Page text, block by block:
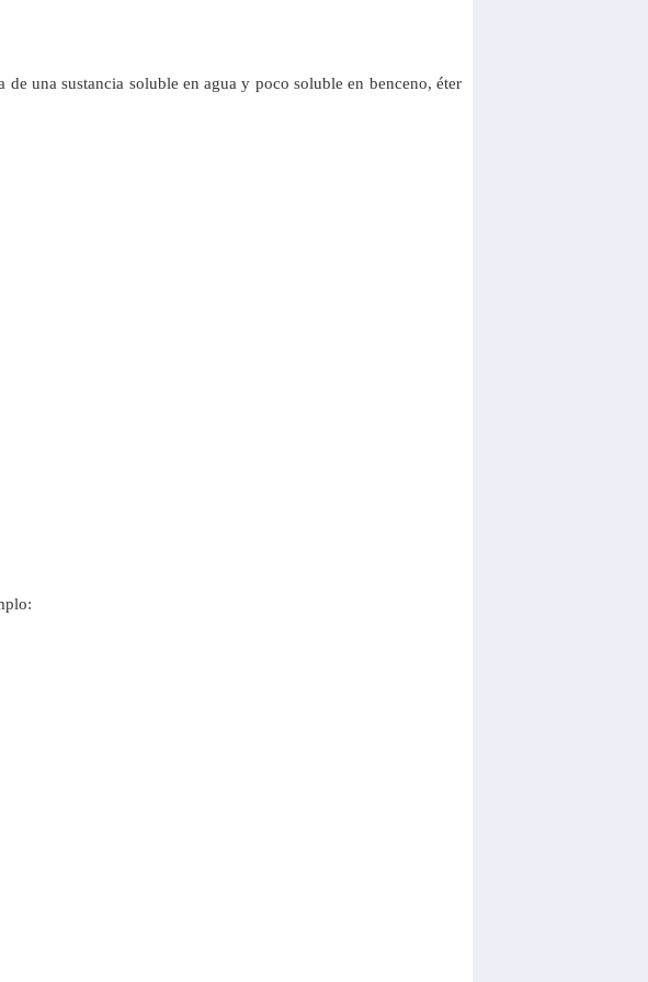
una sustancia soluble en agua y poco soluble en benceno, éter